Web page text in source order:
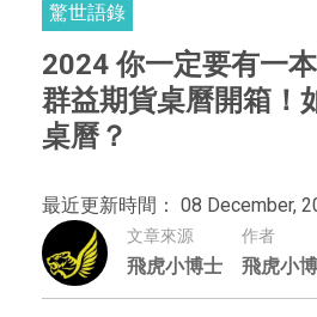
驚世語錄
2024 你一定要有一
群益期貨桌曆開箱！
桌曆？
最近更新時間： 08 December,
文章來源
飛虎小博士
作者
飛虎小